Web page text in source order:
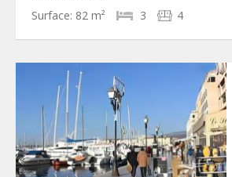
Surface: 82 m² 3 4